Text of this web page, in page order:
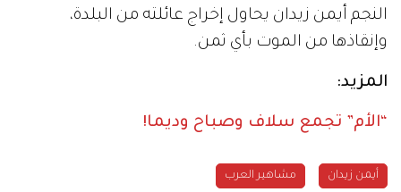
النجم أيمن زيدان يحاول إخراج عائلته من البلدة،
وإنقاذها من الموت بأي ثمن.
المزيد:
“الأم” تجمع سلاف وصباح وديما!
أيمن زيدان مشاهير العرب